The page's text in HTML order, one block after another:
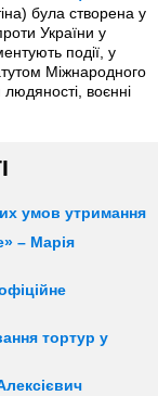
була створена у
України у
події, у
Міжнародного
воєнні
умов утримання
– Марія
тортур у